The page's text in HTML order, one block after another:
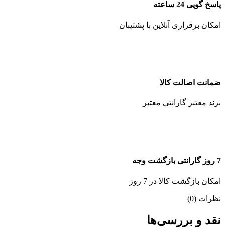
پاسخ گویی 24 ساعته
امکان برقراری آنلاین با پشتیبان
ضمانت اصالت کالا
برند معتبر گارانتی معتبر
7 روز گارانتی بازگشت وجه
امکان بازگشت کالا در 7 روز
نظرات (0)
نقد و بررسی‌ها